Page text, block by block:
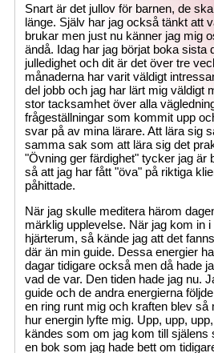
Snart är det jullov för barnen, de
länge. Själv har jag också tänkt att
brukar men just nu känner jag mig
ändå. Idag har jag börjat boka sista
julledighet och dit är det över tre
månaderna har varit väldigt
del jobb och jag har lärt mig väldigt
stor tacksamhet över alla
frågeställningar som kommit upp
svar på av mina lärare. Att lära sig
samma sak som att lära sig det
"Övning ger färdighet" tycker jag är
så att jag har fått "öva" på riktiga
påhittade.
När jag skulle meditera härom
märklig upplevelse. När jag kom in
hjärterum, så kände jag att det
där än min guide. Dessa energier
dagar tidigare också men då hade
vad de var. Den tiden hade jag nu.
guide och de andra energierna
en ring runt mig och kraften blev så
hur energin lyfte mig. Upp, upp,
kändes som om jag kom till själens
en bok som jag hade bett om